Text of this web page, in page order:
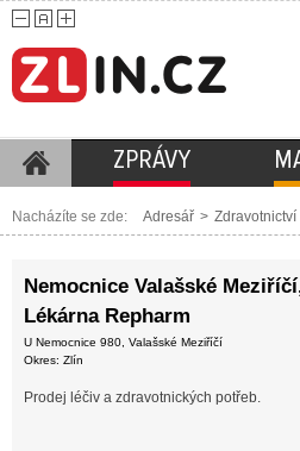
ZPRÁVY
Nacházíte se zde: Adresář > Zdravotnictví
Nemocnice Valašské
Lékárna Repharm
U Nemocnice 980, Valašské Meziříčí
Okres: Zlín
Prodej léčiv a zdravotnických potřeb.